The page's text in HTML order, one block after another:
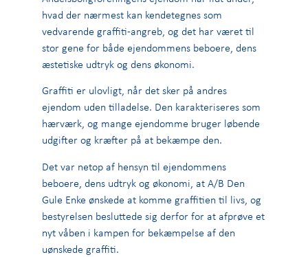
hvad der nærmest kan kendetegnes som
vedvarende graffiti-angreb, og det har været til
stor gene for både ejendommens beboere, dens
æstetiske udtryk og dens økonomi.
Graffiti er ulovligt, når det sker på andres
ejendom uden tilladelse. Den karakteriseres som
hærværk, og mange ejendomme bruger løbende
udgifter og kræfter på at bekæmpe den.
Det var netop af hensyn til ejendommens
beboere, dens udtryk og økonomi, at A/B Den
Gule Enke ønskede at komme graffitien til livs, og
bestyrelsen besluttede sig derfor for at afprøve et
nyt våben i kampen for bekæmpelse af den
uønskede graffiti.